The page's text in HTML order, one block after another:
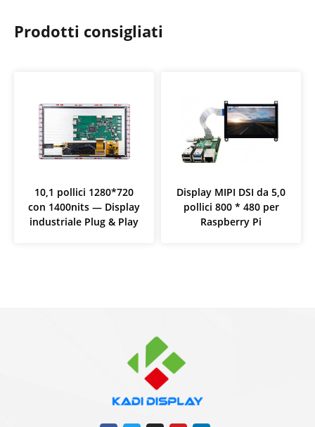
Prodotti consigliati
10,1 pollici 1280*720
con 1400nits — Display
industriale Plug & Play
Display MIPI DSI da 5,0
pollici 800 * 480 per
Raspberry Pi